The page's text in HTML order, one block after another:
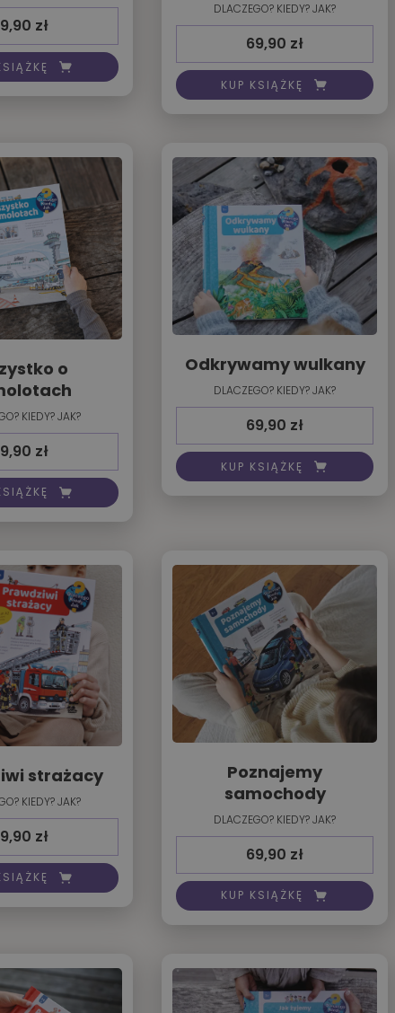
zł
DLACZEGO? KIEDY? JAK?
69,90 zł
KUP KSIĄŻKĘ
o
KIEDY? JAK?
zł
Odkrywamy wulkany
DLACZEGO? KIEDY? JAK?
69,90 zł
KUP KSIĄŻKĘ
strażacy
KIEDY? JAK?
zł
Poznajemy
samochody
DLACZEGO? KIEDY? JAK?
69,90 zł
KUP KSIĄŻKĘ